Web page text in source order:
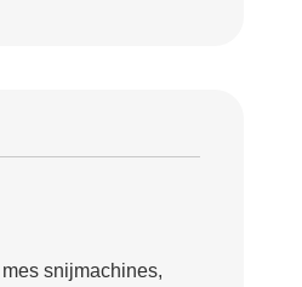
snijmachines,